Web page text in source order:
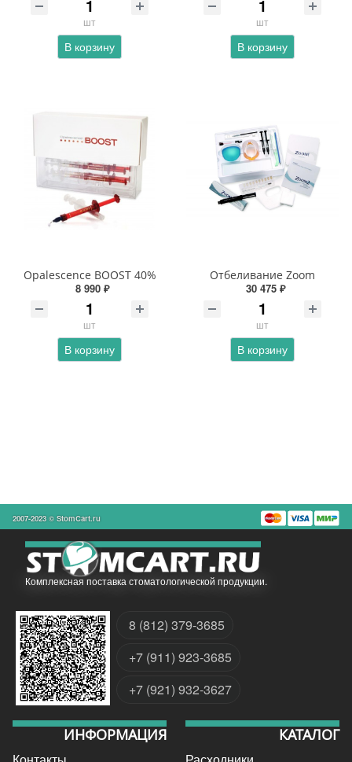
шт
В корзину
шт
В корзину
Opalescence BOOST 40%
8 990 ₽
шт
В корзину
Отбеливание Zoom
30 475 ₽
шт
В корзину
2007-2023 © StomCart.ru
Комплексная поставка стоматологической продукции.
8 (812) 379-3685
+7 (911) 923-3685
+7 (921) 932-3627
ИНФОРМАЦИЯ КАТАЛОГ